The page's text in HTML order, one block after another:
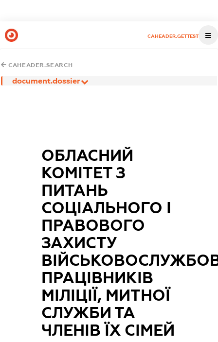
CAHEADER.GETTEST
CAHEADER.SEARCH
document.dossier
ОБЛАСНИЙ
КОМІТЕТ З
ПИТАНЬ
СОЦІАЛЬНОГО І
ПРАВОВОГО
ЗАХИСТУ
ПРАЦІВНИКІВ
МІЛІЦІЇ, МИТНОЇ
СЛУЖБИ ТА
ЧЛЕНІВ ЇХ СІМЕЙ